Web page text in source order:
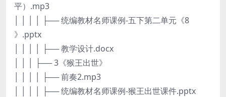
平）.mp3
│ │ │ │ ├── 统编教材名师课例-五下第二单元《8
》.pptx
│ │ │ │ ├── 教学设计.docx
│ │ │ ├── 3《猴王出世》
│ │ │ │ ├── 前奏2.mp3
│ │ │ │ ├── 统编教材名师课例-猴王出世课件.pptx